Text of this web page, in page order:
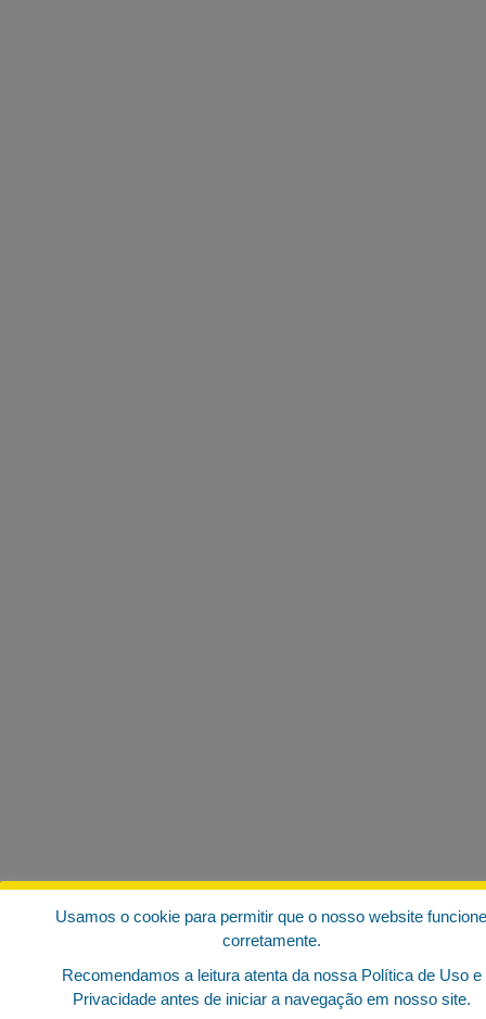
Usamos o cookie para permitir que o nosso website funcione
corretamente.
Recomendamos a leitura atenta da nossa Política de Uso e
Privacidade antes de iniciar a navegação em nosso site.